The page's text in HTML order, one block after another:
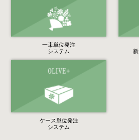
一束単位発注
システム
ケース単位発注
システム